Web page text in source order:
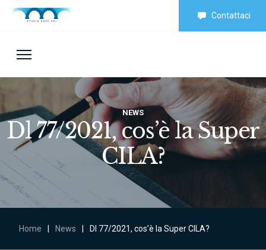
Contattaci
NEWS
Dl 77/2021, cos’è la Super
CILA?
Home News Dl 77/2021, cos’è la Super CILA?